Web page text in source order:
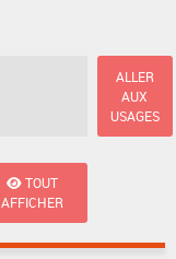
ALLER
AUX
USAGES
TOUT
AFFICHER